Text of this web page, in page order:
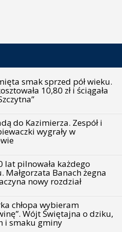
smak sprzed pół wieku.
10,80 zł i ściągała
do Kazimierza. Zespół i
wygrały w
lat pilnowała każdego
Małgorzata Banach żegna
nowy rozdział
chłopa wybieram
Wójt Świętajna o dziku,
i smaku gminy